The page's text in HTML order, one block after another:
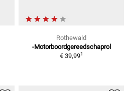
Rothewald
-Motorboordgereedschaprol
€ 39,991